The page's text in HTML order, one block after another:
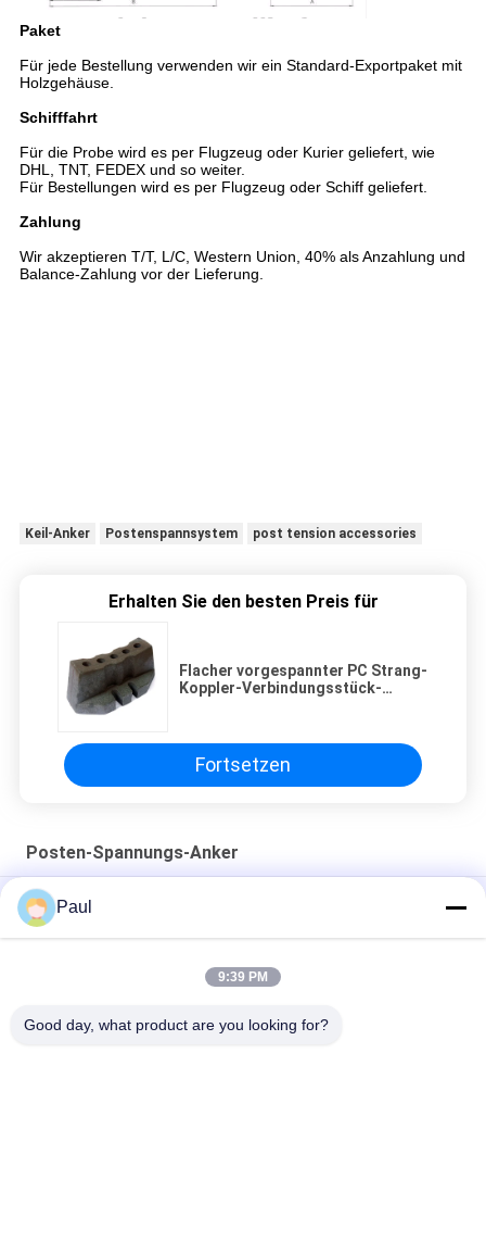
Paket
Für jede Bestellung verwenden wir ein Standard-Exportpaket mit
Holzgehäuse.
Schifffahrt
Für die Probe wird es per Flugzeug oder Kurier geliefert, wie
DHL, TNT, FEDEX und so weiter.
Für Bestellungen wird es per Flugzeug oder Schiff geliefert.
Zahlung
Wir akzeptieren T/T, L/C, Western Union, 40% als Anzahlung und
Balance-Zahlung vor der Lieferung.
Keil-Anker Postenspannsystem post tension accessories
Erhalten Sie den besten Preis für
Flacher vorgespannter PC Strang-
Koppler-Verbindungsstück-
Fortsetzen
Posten-Spannungs-Anker
Post Spannung Gusseisen Anker Keil Verankerung Blöcke
Strand Griffe Flachanker
Paul
9:39 PM
Good day, what product are you looking for?